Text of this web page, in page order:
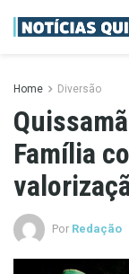
Home Diversão
Família
Por Redação